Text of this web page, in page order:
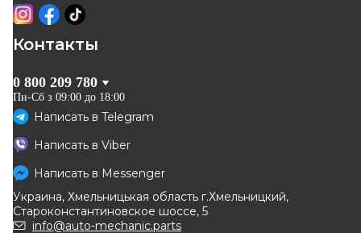
Контакты
0 800 209 780
Пн-Сб з 09:00 до 18:00
Написать в Telegram
Написать в Viber
Написать в Messenger
Украина, Хмельницькая область г.Хмельницкий,
Староконстантиновское шоссе, 5
info@auto-mechanic.parts